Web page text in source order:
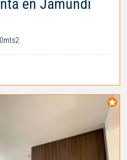
en Jamundí